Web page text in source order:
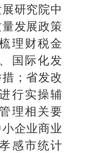
研究院中
发展政策
理财税金
国际化发
；省发改
行实操辅
理相关要
企业商业
感市统计